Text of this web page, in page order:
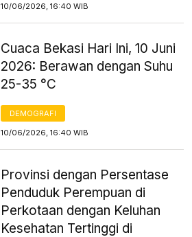
10/06/2026, 16:40 WIB
Cuaca Bekasi Hari Ini, 10 Juni
2026: Berawan dengan Suhu
25-35 °C
DEMOGRAFI
10/06/2026, 16:40 WIB
Provinsi dengan Persentase
Penduduk Perempuan di
Perkotaan dengan Keluhan
Kesehatan Tertinggi di